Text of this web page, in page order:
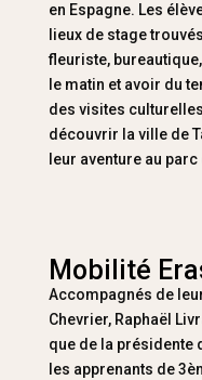
en Espagne. Les
lieux de stage
fleuriste,
le matin et avoir du
des visites
découvrir la ville de
leur aventure au
Mobilité
Accompagnés de
Chevrier, Raphaël
que de la présidente
les apprenants de